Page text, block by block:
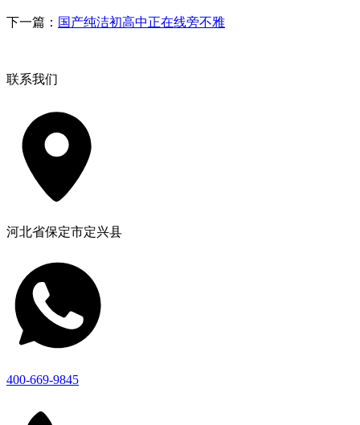
下一篇： 国产纯洁初高中正在线旁不雅
联系我们
河北省保定市定兴县
400-669-9845